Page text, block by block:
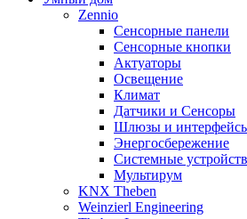
Zennio
Сенсорные панели
Сенсорные кнопки
Актуаторы
Освещение
Климат
Датчики и Сенсоры
Шлюзы и
Энергосбережение
Системные
Мультирум
KNX Theben
Weinzierl Engineering